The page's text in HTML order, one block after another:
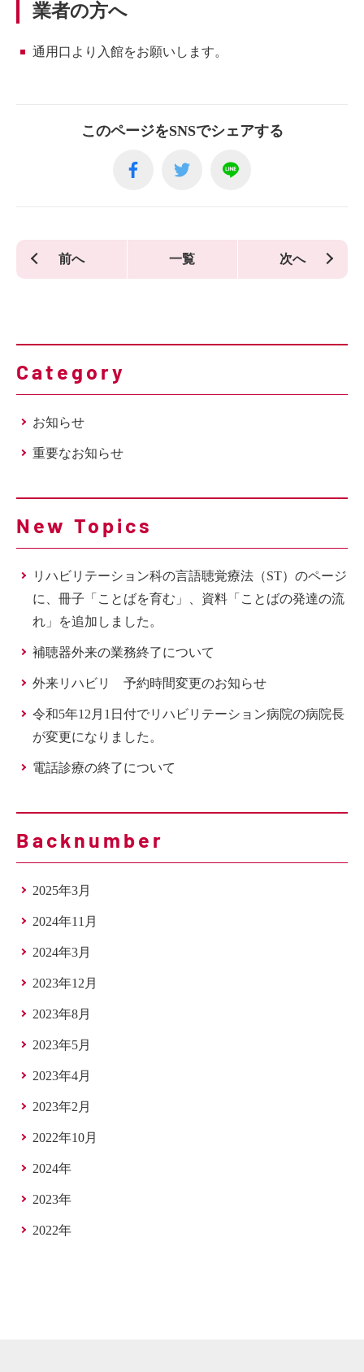
業者の方へ
通用口より入館をお願いします。
このページをSNSでシェアする
前へ 一覧 次へ
Category
お知らせ
重要なお知らせ
New Topics
リハビリテーション科の言語聴覚療法（ST）のページ
に、冊子「ことばを育む」、資料「ことばの発達の流
れ」を追加しました。
補聴器外来の業務終了について
外来リハビリ 予約時間変更のお知らせ
令和5年12月1日付でリハビリテーション病院の病院長
が変更になりました。
電話診療の終了について
Backnumber
2025年3月
2024年11月
2024年3月
2023年12月
2023年8月
2023年5月
2023年4月
2023年2月
2022年10月
2024年
2023年
2022年